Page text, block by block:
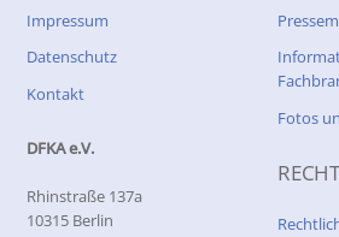
Impressum
Datenschutz
Kontakt
DFKA e.V.
Rhinstraße 137a
10315 Berlin
Fotos
RECHT